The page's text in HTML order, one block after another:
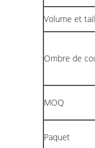
Volume et
Ombre de
MOQ
Paquet